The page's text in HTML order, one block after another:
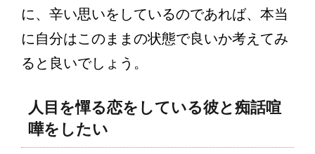
に、辛い思いをしているのであれば、本当
に自分はこのままの状態で良いか考えてみ
ると良いでしょう。
人目を憚る恋をしている彼と痴話喧
嘩をしたい